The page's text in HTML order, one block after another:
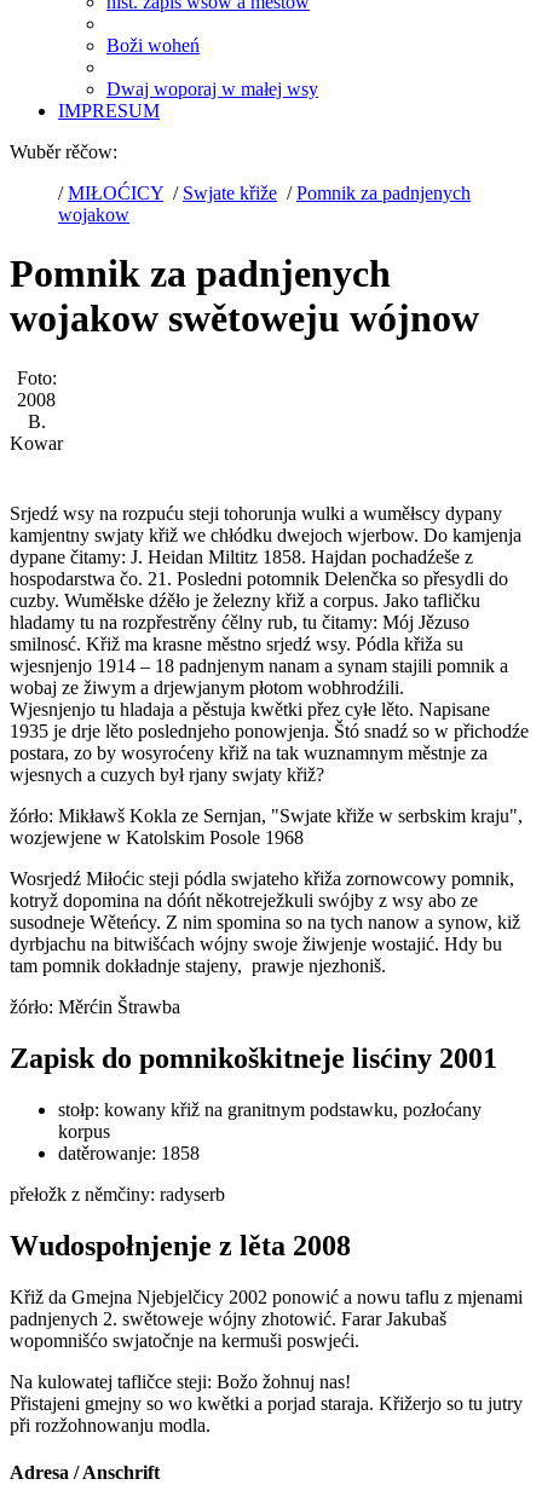
Boži woheń
Dwaj woporaj w małej wsy
IMPRESUM
Wuběr rěčow:
/MIŁOĆICY / Swjate křiže /Pomnik za padnjenych
wojakow
Pomnik za padnjenych
wojakow swětoweju wójnow
Foto:
2008
B.
Kowar
Srjedź wsy na rozpuću steji tohorunja wulki a wuměłscy dypany
kamjentny swjaty křiž we chłódku dwejoch wjerbow. Do kamjenja
dypane čitamy: J. Heidan Miltitz 1858. Hajdan pochadźeše z
hospodarstwa čo. 21. Posledni potomnik Delenčka so přesydli do
cuzby. Wuměłske dźěło je železny křiž a corpus. Jako tafličku
hladamy tu na rozpřestrěny ćělny rub, tu čitamy: Mój Jězuso
smilnosć. Křiž ma krasne městno srjedź wsy. Pódla křiža su
wjesnjenjo 1914 – 18 padnjenym nanam a synam stajili pomnik a
wobaj ze žiwym a drjewjanym płotom wobhrodźili.
Wjesnjenjo tu hladaja a pěstuja kwětki přez cyłe lěto. Napisane
1935 je drje lěto poslednjeho ponowjenja. Štó snadź so w přichodźe
postara, zo by wosyroćeny křiž na tak wuznamnym městnje za
wjesnych a cuzych był rjany swjaty křiž?
žórło: Mikławš Kokla ze Sernjan, "Swjate křiže w serbskim kraju",
wozjewjene w Katolskim Posole 1968
Wosrjedź Miłoćic steji pódla swjateho křiža zornowcowy pomnik,
kotryž dopomina na dóńt někotreježkuli swójby z wsy abo ze
susodneje Wěteńcy. Z nim spomina so na tych nanow a synow, kiž
dyrbjachu na bitwišćach wójny swoje žiwjenje wostajić. Hdy bu
tam pomnik dokładnje stajeny, prawje njezhoniš.
žórło: Měrćin Štrawba
Zapisk do pomnikoškitneje lisćiny 2001
stołp: kowany křiž na granitnym podstawku, pozłoćany
korpus
datěrowanje: 1858
přełožk z němčiny: radyserb
Wudospołnjenje z lěta 2008
Křiž da Gmejna Njebjelčicy 2002 ponowić a nowu taflu z mjenami
padnjenych 2. swětoweje wójny zhotowić. Farar Jakubaš
wopomnišćo swjatočnje na kermuši poswjeći.
Na kulowatej tafličce steji: Božo žohnuj nas!
Přistajeni gmejny so wo kwětki a porjad staraja. Křižerjo so tu jutry
při rozžohnowanju modla.
Adresa / Anschrift